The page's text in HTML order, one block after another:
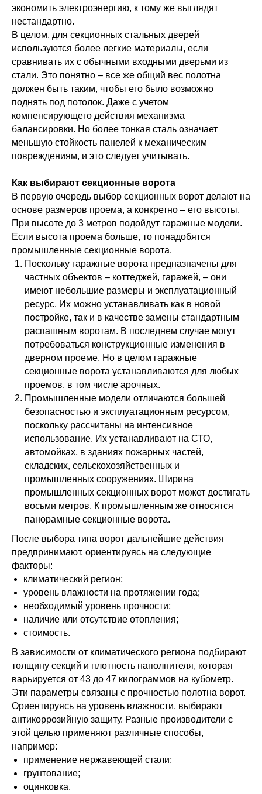
экономить электроэнергию, к тому же выглядят
нестандартно.
В целом, для секционных стальных дверей
используются более легкие материалы, если
сравнивать их с обычными входными дверьми из
стали. Это понятно – все же общий вес полотна
должен быть таким, чтобы его было возможно
поднять под потолок. Даже с учетом
компенсирующего действия механизма
балансировки. Но более тонкая сталь означает
меньшую стойкость панелей к механическим
повреждениям, и это следует учитывать.
Как выбирают секционные ворота
В первую очередь выбор секционных ворот делают на
основе размеров проема, а конкретно – его высоты.
При высоте до 3 метров подойдут гаражные модели.
Если высота проема больше, то понадобятся
промышленные секционные ворота.
Поскольку гаражные ворота предназначены для
частных объектов – коттеджей, гаражей, – они
имеют небольшие размеры и эксплуатационный
ресурс. Их можно устанавливать как в новой
постройке, так и в качестве замены стандартным
распашным воротам. В последнем случае могут
потребоваться конструкционные изменения в
дверном проеме. Но в целом гаражные
секционные ворота устанавливаются для любых
проемов, в том числе арочных.
Промышленные модели отличаются большей
безопасностью и эксплуатационным ресурсом,
поскольку рассчитаны на интенсивное
использование. Их устанавливают на СТО,
автомойках, в зданиях пожарных частей,
складских, сельскохозяйственных и
промышленных сооружениях. Ширина
промышленных секционных ворот может достигать
восьми метров. К промышленным же относятся
панорамные секционные ворота.
После выбора типа ворот дальнейшие действия
предпринимают, ориентируясь на следующие
факторы:
климатический регион;
уровень влажности на протяжении года;
необходимый уровень прочности;
наличие или отсутствие отопления;
стоимость.
В зависимости от климатического региона подбирают
толщину секций и плотность наполнителя, которая
варьируется от 43 до 47 килограммов на кубометр.
Эти параметры связаны с прочностью полотна ворот.
Ориентируясь на уровень влажности, выбирают
антикоррозийную защиту. Разные производители с
этой целью применяют различные способы,
например:
применение нержавеющей стали;
грунтование;
оцинковка.